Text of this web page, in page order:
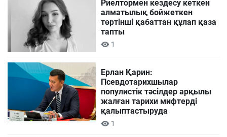
Риелтормен кездесу кеткен
алматылық бойжеткен
төртінші қабаттан құлап қаза
тапты
1
Ерлан Қарин:
Псевдотарихшылар
популистік тәсілдер арқылы
жалған тарихи мифтерді
қалыптастыруда
1